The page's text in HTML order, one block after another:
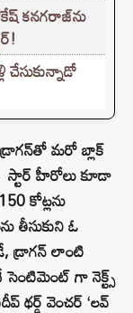
కనగరాజ్‌ను
చేసుకున్నాడో
మరో బ్లాక్
స్టార్ హీరోలు కూడా
కోట్లను
తీసుకుని ఓ
డ్రాగన్ లాంటి
సెంటిమెంట్ గా నెక్ట్స్
థర్డ్ వెంచర్ ‘లవ్